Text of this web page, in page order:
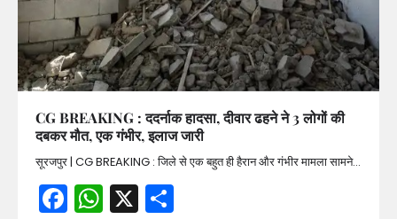
CG BREAKING : ददर्नाक हादसा, दीवार ढहने ने 3 लोगों की
दबकर मौत, एक गंभीर, इलाज जारी
सूरजपुर | CG BREAKING : जिले से एक बहुत ही हैरान और गंभीर मामला सामने…
Facebook
WhatsApp
X